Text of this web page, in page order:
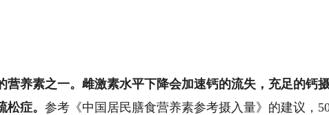
养素之一。雌激素水平下降会加速钙的流失，充足的钙
松症。参考《中国居民膳食营养素参考摄入量》的建议，